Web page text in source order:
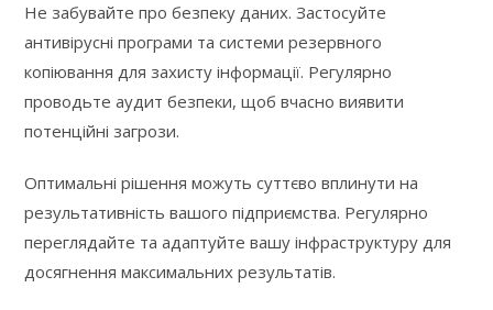
Не забувайте про безпеку даних. Застосуйте
антивірусні програми та системи резервного
копіювання для захисту інформації. Регулярно
проводьте аудит безпеки, щоб вчасно виявити
потенційні загрози.
Оптимальні рішення можуть суттєво вплинути на
результативність вашого підприємства. Регулярно
переглядайте та адаптуйте вашу інфраструктуру для
досягнення максимальних результатів.